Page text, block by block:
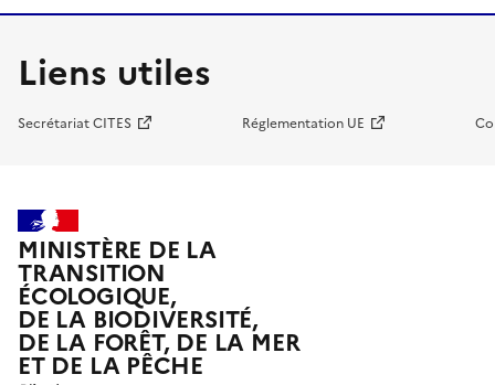
Liens utiles
Secrétariat CITES Réglementation UE
MINISTÈRE DE LA
TRANSITION
ÉCOLOGIQUE,
DE LA BIODIVERSITÉ,
DE LA FORÊT, DE LA MER
ET DE LA PÊCHE